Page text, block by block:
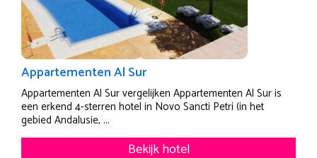
Appartementen Al Sur
Appartementen Al Sur vergelijken Appartementen Al Sur is
een erkend 4-sterren hotel in Novo Sancti Petri (in het
gebied Andalusie, ...
Bekijk hotel